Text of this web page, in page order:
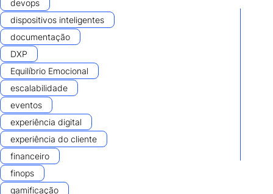
devops
dispositivos inteligentes
documentação
DXP
Equilíbrio Emocional
escalabilidade
eventos
experiência digital
experiência do cliente
financeiro
finops
gamificação